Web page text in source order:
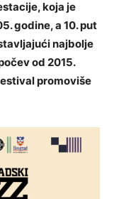
koja je
godine, a 10. put
najbolje
od 2015.
promoviše